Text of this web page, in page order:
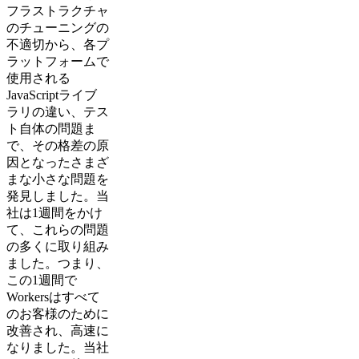
フラストラクチャ
のチューニングの
不適切から、各プ
ラットフォームで
使用される
JavaScriptライブ
ラリの違い、テス
ト自体の問題ま
で、その格差の原
因となったさまざ
まな小さな問題を
発見しました。当
社は1週間をかけ
て、これらの問題
の多くに取り組み
ました。つまり、
この1週間で
Workersはすべて
のお客様のために
改善され、高速に
なりました。当社